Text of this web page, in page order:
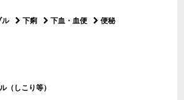
ル 下痢 下血・血便
便秘
（しこり等）